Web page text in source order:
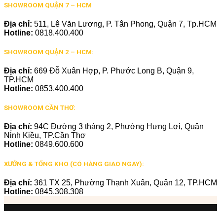
SHOWROOM QUẬN 7 – HCM
Địa chỉ: 511, Lê Văn Lương, P. Tân Phong, Quận 7, Tp.HCM
Hotline: 0818.400.400
SHOWROOM QUẬN 2 – HCM:
Địa chỉ: 669 Đỗ Xuân Hợp, P. Phước Long B, Quận 9,
TP.HCM
Hotline: 0853.400.400
SHOWROOM CẦN THƠ:
Địa chỉ: 94C Đường 3 tháng 2, Phường Hưng Lợi, Quận
Ninh Kiều, TP.Cần Thơ
Hotline: 0849.600.600
XƯỞNG & TỔNG KHO (CÓ HÀNG GIAO NGAY):
Địa chỉ: 361 TX 25, Phường Thạnh Xuân, Quận 12, TP.HCM
Hotline: 0845.308.308